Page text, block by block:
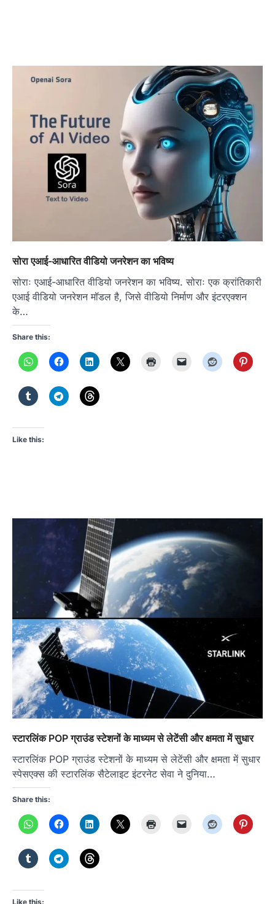
सोरा एआई-आधारित वीडियो जनरेशन का भविष्य
सोराः एआई-आधारित वीडियो जनरेशन का भविष्य. सोराः एक क्रांतिकारी
एआई वीडियो जनरेशन मॉडल है, जिसे वीडियो निर्माण और इंटरएक्शन
के…
Share this:
Like this:
स्टारलिंक POP ग्राउंड स्टेशनों के माध्यम से लेटेंसी और क्षमता में सुधार
स्टारलिंक POP ग्राउंड स्टेशनों के माध्यम से लेटेंसी और क्षमता में सुधार
स्पेसएक्स की स्टारलिंक सैटेलाइट इंटरनेट सेवा ने दुनिया…
Share this:
Like this: